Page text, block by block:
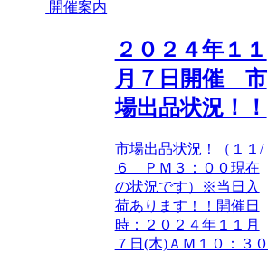
開催案内
２０２４年１１
月７日開催 市
場出品状況！！
市場出品状況！（１１/
６ ＰＭ３：００現在
の状況です）※当日入
荷あります！！開催日
時：２０２４年１１月
７日(木)ＡＭ１０：３０